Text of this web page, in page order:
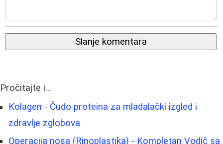
Slanje komentara
Pročitajte i...
Kolagen - Čudo proteina za mladalački izgled i
zdravlje zglobova
Operacija nosa (Rinoplastika) - Kompletan Vodič sa